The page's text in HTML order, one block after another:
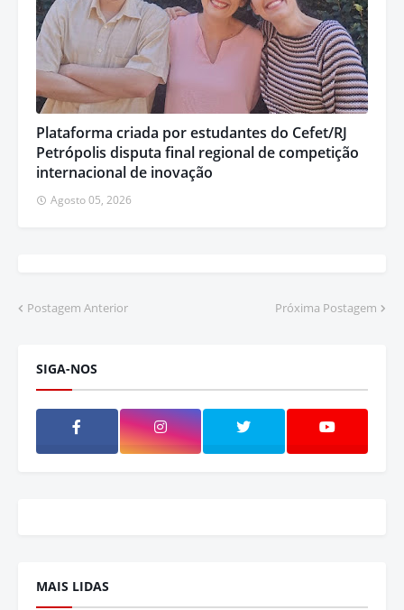
Plataforma criada por estudantes do Cefet/RJ
Petrópolis disputa final regional de competição
internacional de inovação
Agosto 05, 2026
Postagem Anterior Próxima Postagem
SIGA-NOS
MAIS LIDAS